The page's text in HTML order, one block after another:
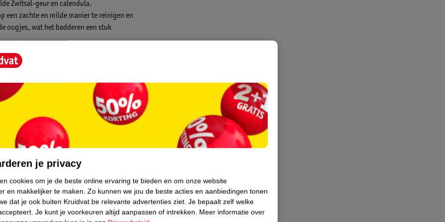
Zwitsal-geur en calendula.
een zachte en milde manier te reinigen en
oogjes, wat het badderen een stuk
babyhuid
masseer zachtjes over het lichaam. Goed
je privacy
cookies om je de beste online ervaring te bieden en om onze website
en makkelijker te maken. Zo kunnen we jou de beste acties en aanbiedingen tonen
dat je ook buiten Kruidvat.be relevante advertenties ziet. Je bepaalt zelf welke
Je kunt je voorkeuren altijd aanpassen of intrekken. Meer informatie over